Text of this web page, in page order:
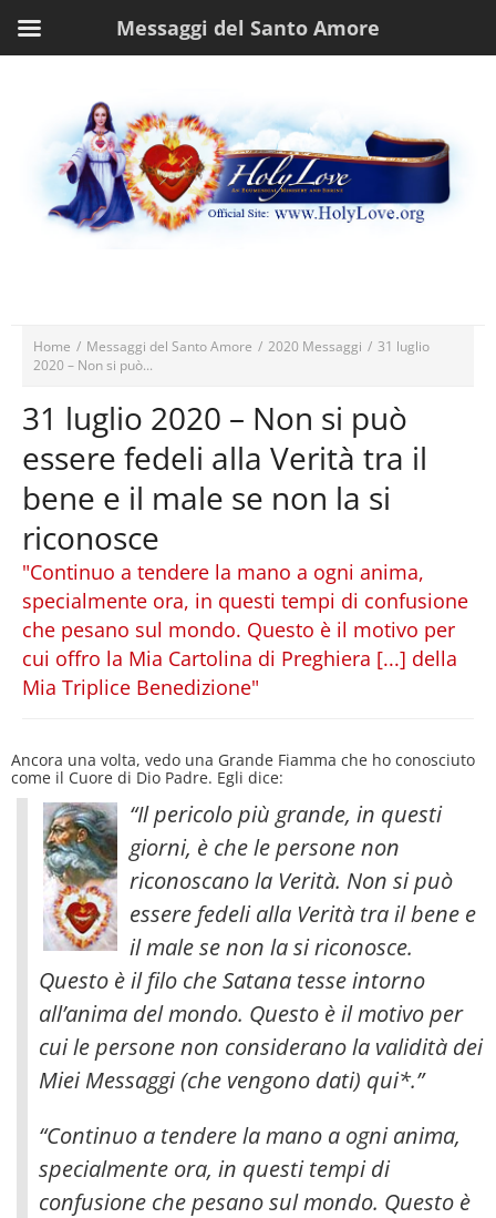
Home / Messaggi del Santo Amore / 2020 Messaggi / 31 luglio
2020 – Non si può...
31 luglio 2020 – Non si può
essere fedeli alla Verità tra il
bene e il male se non la si
riconosce
"Continuo a tendere la mano a ogni anima,
specialmente ora, in questi tempi di confusione
che pesano sul mondo. Questo è il motivo per
cui offro la Mia Cartolina di Preghiera [...] della
Mia Triplice Benedizione"
Ancora una volta, vedo una Grande Fiamma che ho conosciuto
come il Cuore di Dio Padre. Egli dice:
“Il pericolo più grande, in questi
giorni, è che le persone non
riconoscano la Verità. Non si può
essere fedeli alla Verità tra il bene e
il male se non la si riconosce.
Questo è il filo che Satana tesse intorno
all’anima del mondo. Questo è il motivo per
cui le persone non considerano la validità dei
Miei Messaggi (che vengono dati) qui*.”
“Continuo a tendere la mano a ogni anima,
specialmente ora, in questi tempi di
confusione che pesano sul mondo. Questo è
Messaggi del Santo Amore